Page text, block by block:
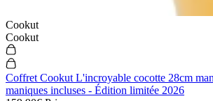
Cookut
Cookut
Coffret Cookut L'incroyable cocotte 28cm
maniques incluses - Édition limitée 2026